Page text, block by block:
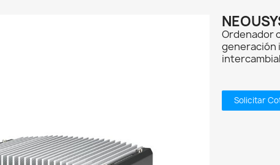
Ordenador
generación
Solicitar